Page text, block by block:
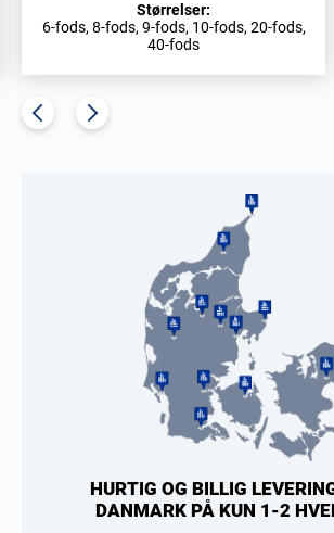
Størrelser:
6-fods, 8-fods, 9-fods, 10-fods, 20-fods,
40-fods
HURTIG OG BILLIG
DANMARK PÅ KUN 1-2